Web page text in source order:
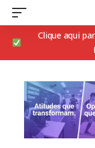
Clique aqui